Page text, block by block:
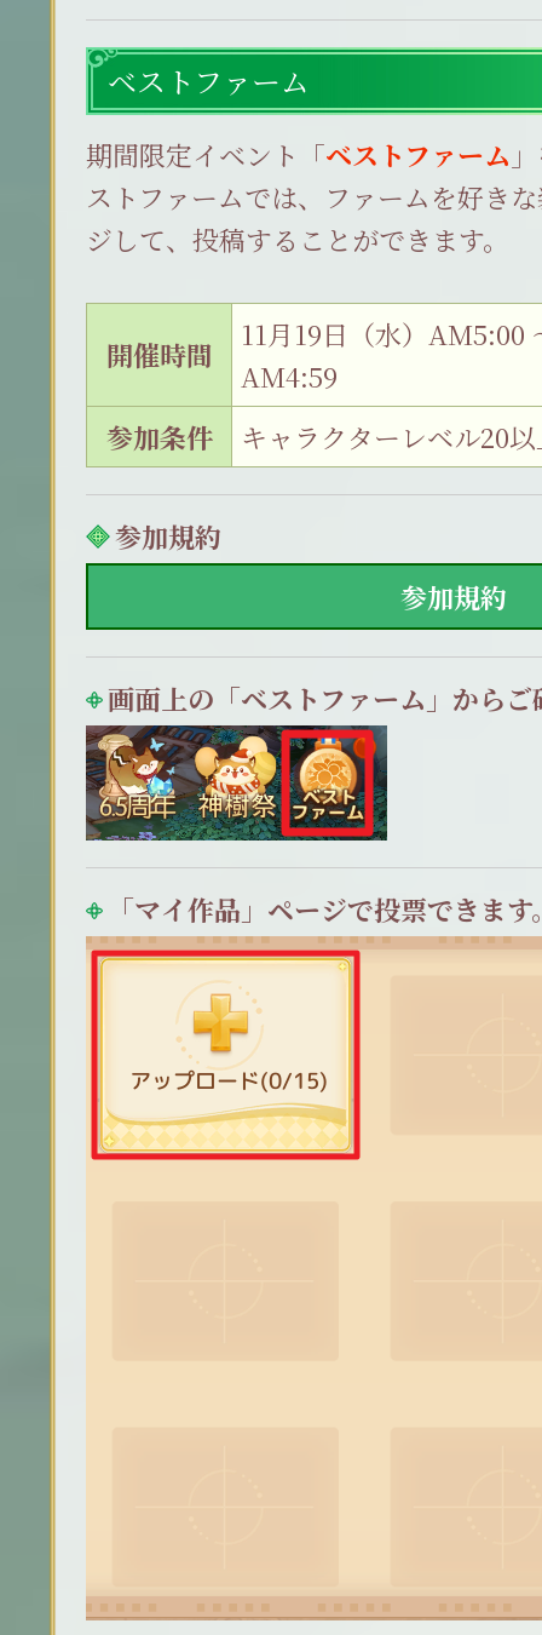
ベストファーム
期間限定イベント「ベストファーム
ストファームでは、ファームを好き
ジして、投稿することができます。
開催時間
11月19日（水）AM5:00
AM4:59
参加条件
キャラクターレベル20
参加規約
参加規約
画面上の「ベストファーム」から
「マイ作品」ページで投票できます